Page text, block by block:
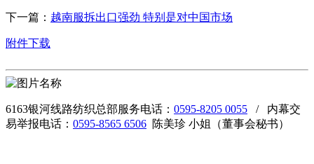
下一篇： 越南服拆出口强劲 特别是对中国市场
附件下载
6163银河线路纺织总部服务电话： 0595-8205 0055 / 内幕交
易举报电话： 0595-8565 6506 陈美珍 小姐（董事会秘书）